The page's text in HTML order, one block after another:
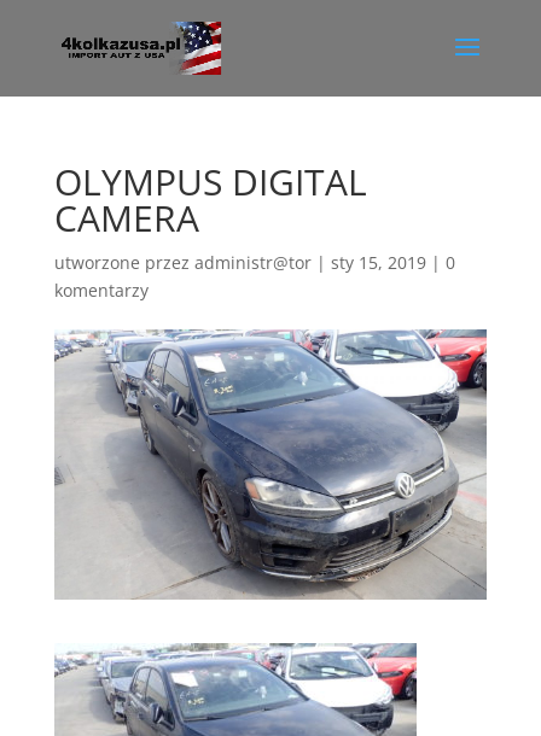
OLYMPUS DIGITAL
CAMERA
utworzone przez administr@tor| sty 15, 2019| 0
komentarzy